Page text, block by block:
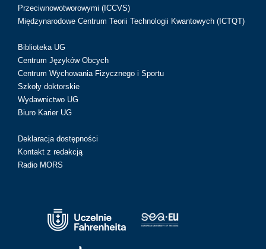
Przeciwnowotworowymi (ICCVS)
Międzynarodowe Centrum Teorii Technologii Kwantowych (ICTQT)
Biblioteka UG
Centrum Języków Obcych
Centrum Wychowania Fizycznego i Sportu
Szkoły doktorskie
Wydawnictwo UG
Biuro Karier UG
Deklaracja dostępności
Kontakt z redakcją
Radio MORS